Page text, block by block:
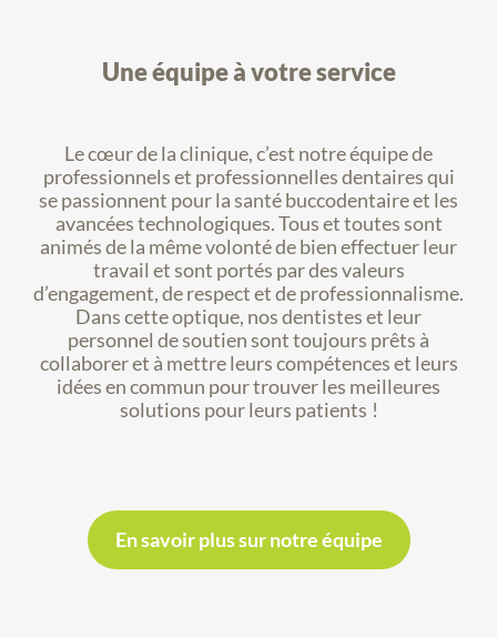
Une équipe à votre service
Le cœur de la clinique, c’est notre équipe de
professionnels et professionnelles dentaires qui
se passionnent pour la santé buccodentaire et les
avancées technologiques. Tous et toutes sont
animés de la même volonté de bien effectuer leur
travail et sont portés par des valeurs
d’engagement, de respect et de professionnalisme.
Dans cette optique, nos dentistes et leur
personnel de soutien sont toujours prêts à
collaborer et à mettre leurs compétences et leurs
idées en commun pour trouver les meilleures
solutions pour leurs patients !
En savoir plus sur notre équipe